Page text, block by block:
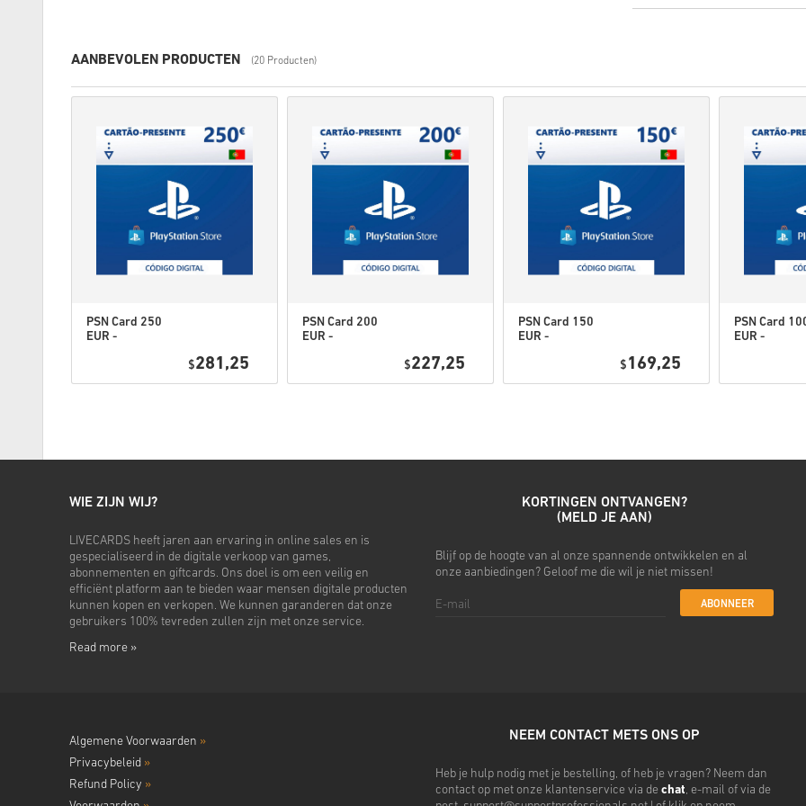
Bekijk de snelle gids
Je koopt alleen een
Als je enige problemen
middel van ons contact
Deze downloadbare
De codes hebben geen
Downloadbare Content
game om deze
Voor sommige
AANBEVOLEN PRODUCTEN (20 Producten)
PSN Card 250
EUR -
Portugal
$281,25
PSN Card 200
EUR -
Portugal
$227,25
PSN Card 150
EUR -
Portugal
$ 169,25
PSN Card
EUR -
Portugal
WIE ZIJN WIJ?
LIVECARDS heeft jaren aan ervaring in online sales en is
gespecialiseerd in de digitale verkoop van games,
abonnementen en giftcards. Ons doel is om een veilig en
efficiënt platform aan te bieden waar mensen digitale producten
kunnen kopen en verkopen. We kunnen garanderen dat onze
gebruikers 100% tevreden zullen zijn met onze service.
Read more »
KORTINGEN ONTVANGEN?
(MELD JE AAN)
Blijf op de hoogte van al onze spannende ontwikkelen en al
onze aanbiedingen? Geloof me die wil je niet missen!
ABONNEER
Algemene Voorwaarden »
Privacybeleid »
Refund Policy »
NEEM CONTACT METS ONS OP
Heb je hulp nodig met je bestelling, of heb je vragen? Neem dan
contact op met onze klantenservice via de chat, e-mail of via de